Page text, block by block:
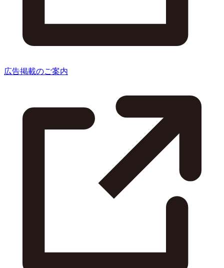
広告掲載のご案内